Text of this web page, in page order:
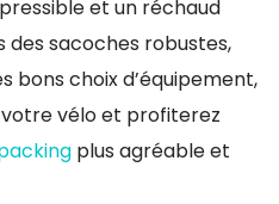
et un réchaud
des sacoches robustes,
bons choix d’équipement,
votre vélo et profiterez
plus agréable et